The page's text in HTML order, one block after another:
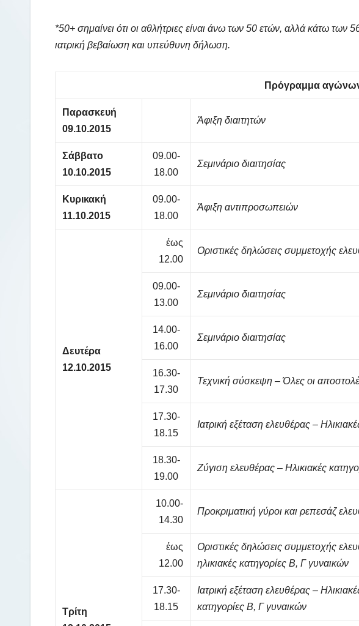
*50+ σημαίνει ότι οι αθλήτριες είναι άνω των 50 ετών, αλλά κάτω
ιατρική βεβαίωση και υπεύθυνη δήλωση.
Πρόγραμμα
Παρασκευή
09.10.2015
Άφιξη διαιτητών
Σάββατο
10.10.2015
09.00-
18.00
Σεμινάριο διαιτησίας
Κυρικακή
11.10.2015
09.00-
18.00
Άφιξη αντιπροσωπειών
Δευτέρα
12.10.2015
έως
12.00
Οριστικές δηλώσεις συμμετοχής
09.00-
13.00
Σεμινάριο διαιτησίας
14.00-
16.00
Σεμινάριο διαιτησίας
16.30-
17.30
Τεχνική σύσκεψη – Όλες οι
17.30-
18.15
Ιατρική εξέταση ελευθέρας –
18.30-
19.00
Ζύγιση ελευθέρας – Ηλικιακές
Τρίτη
10.00-
14.30
Προκριματική γύροι και ρεπεσάζ
έως
12.00
Οριστικές δηλώσεις συμμετοχής
ηλικιακές κατηγορίες Β, Γ γυναικών
17.30-
18.15
Ιατρική εξέταση ελευθέρας –
κατηγορίες Β, Γ γυναικών